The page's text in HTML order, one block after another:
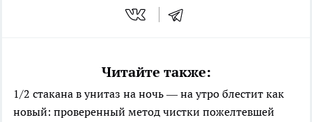
Читайте также:
1/2 стакана в унитаз на ночь — на утро блестит как
новый: проверенный метод чистки пожелтевшей